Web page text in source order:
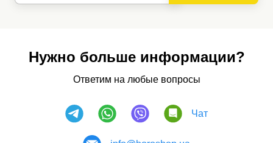
Нужно больше информации?
Ответим на любые вопросы
Чат